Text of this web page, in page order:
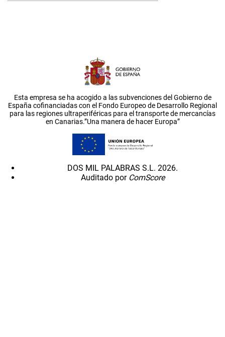
Esta empresa se ha acogido a las subvenciones del Gobierno de
España cofinanciadas con el Fondo Europeo de Desarrollo Regional
para las regiones ultraperiféricas para el transporte de mercancías
en Canarias.”Una manera de hacer Europa”
DOS MIL PALABRAS S.L. 2026.
Auditado por ComScore